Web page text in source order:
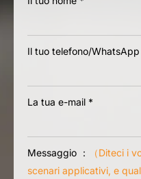
Il tuo telefono/WhatsApp
La tua e-mail *
Messaggio ：
（Diteci i
scenari applicativi, e